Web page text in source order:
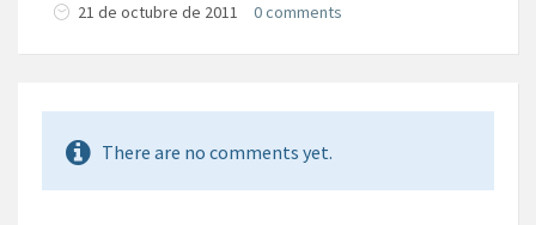
21 de octubre de 2011 0 comments
There are no comments yet.